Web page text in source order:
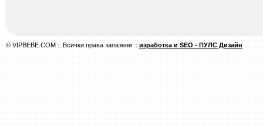
© VIPBEBE.COM :: Всички права запазени :: изработка и SEO - ПУЛС Дизайн